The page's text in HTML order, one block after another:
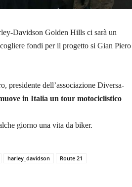
Davidson Golden Hills ci sarà un
fondi per il progetto si Gian Piero
presidente dell’associazione Diversa-
in Italia un tour motociclistico
giorno una vita da biker.
harley_davidson Route 21